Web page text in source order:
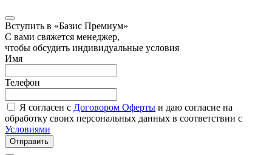
Вступить в «Базис Премиум»
С вами свяжется менеджер,
чтобы обсудить индивидуальные условия
Имя
Телефон
Я согласен с Договором Оферты и даю согласие на
обработку своих персональных данных в соответствии с
Условиями
Отправить